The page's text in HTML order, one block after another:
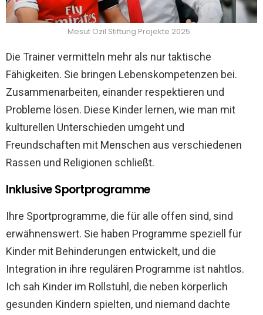
Mesut Özil Stiftung Projekte 2025
Die Trainer vermitteln mehr als nur taktische
Fähigkeiten. Sie bringen Lebenskompetenzen bei.
Zusammenarbeiten, einander respektieren und
Probleme lösen. Diese Kinder lernen, wie man mit
kulturellen Unterschieden umgeht und
Freundschaften mit Menschen aus verschiedenen
Rassen und Religionen schließt.
Inklusive Sportprogramme
Ihre Sportprogramme, die für alle offen sind, sind
erwähnenswert. Sie haben Programme speziell für
Kinder mit Behinderungen entwickelt, und die
Integration in ihre regulären Programme ist nahtlos.
Ich sah Kinder im Rollstuhl, die neben körperlich
gesunden Kindern spielten, und niemand dachte